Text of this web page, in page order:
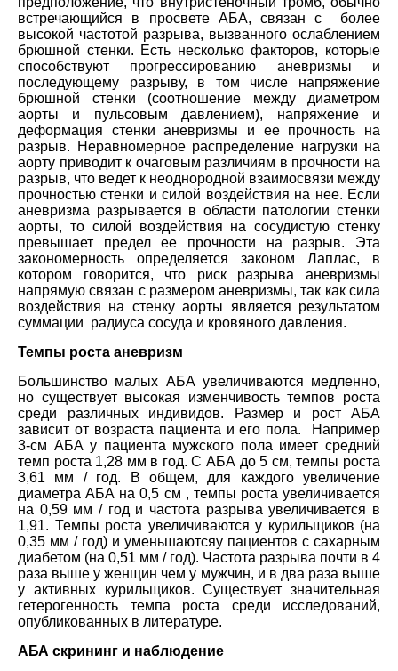
встречающийся в просвете АБА, связан с более
высокой частотой разрыва, вызванного ослаблением
брюшной стенки. Есть несколько факторов, которые
способствуют прогрессированию аневризмы и
последующему разрыву, в том числе напряжение
брюшной стенки (соотношение между диаметром
аорты и пульсовым давлением), напряжение и
деформация стенки аневризмы и ее прочность на
разрыв. Неравномерное распределение нагрузки на
аорту приводит к очаговым различиям в прочности на
разрыв, что ведет к неоднородной взаимосвязи между
прочностью стенки и силой воздействия на нее. Если
аневризма разрывается в области патологии стенки
аорты, то силой воздействия на сосудистую стенку
превышает предел ее прочности на разрыв. Эта
закономерность определяется законом Лаплас, в
котором говорится, что риск разрыва аневризмы
напрямую связан с размером аневризмы, так как сила
воздействия на стенку аорты является результатом
суммации радиуса сосуда и кровяного давления.
Темпы роста аневризм
Большинство малых АБА увеличиваются медленно,
но существует высокая изменчивость темпов роста
среди различных индивидов. Размер и рост АБА
зависит от возраста пациента и его пола. Например
3-см АБА у пациента мужского пола имеет средний
темп роста 1,28 мм в год. С АБА до 5 см, темпы роста
3,61 мм / год. В общем, для каждого увеличение
диаметра АБА на 0,5 см , темпы роста увеличивается
на 0,59 мм / год и частота разрыва увеличивается в
1,91. Темпы роста увеличиваются у курильщиков (на
0,35 мм / год) и уменьшаютсяу пациентов с сахарным
диабетом (на 0,51 мм / год). Частота разрыва почти в 4
раза выше у женщин чем у мужчин, и в два раза выше
у активных курильщиков. Существует значительная
гетерогенность темпа роста среди исследований,
опубликованных в литературе.
АБА скрининг и наблюдение